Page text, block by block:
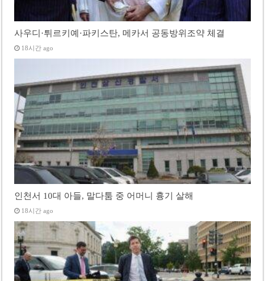
사우디·튀르키예·파키스탄, 메카서 공동방위조약 체결
18시간 ago
인천서 10대 아들, 말다툼 중 어머니 흉기 살해
18시간 ago